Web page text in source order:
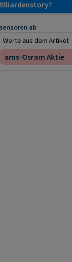
ab
Werte aus dem Artikel:
ams-Osram Aktie